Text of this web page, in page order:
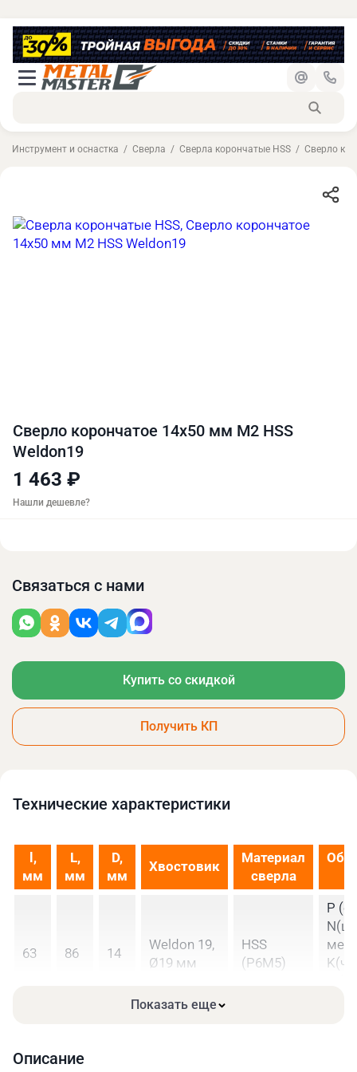
Инструмент и оснастка Сверла Сверла корончатые HSS Сверло
Сверло корончатое 14х50 мм M2 HSS
Weldon19
1 463 ₽
Нашли дешевле?
Связаться с нами
Купить со скидкой
Получить КП
Технические xарактеристики
l,
мм
L,
мм
D,
мм
Хвостовик
Материал
сверла
63 86 14
Weldon 19,
Ø19 мм
HSS
(Р6М5)
P
Показать еще
Описание